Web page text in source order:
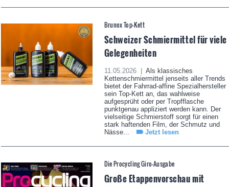
Brunox Top-Kett
Schweizer Schmiermittel für viele
Gelegenheiten
11.05.2026 |
Als klassisches
Kettenschmiermittel jenseits aller Trends
bietet der Fahrrad-affine Spezialhersteller
sein Top-Kett an, das wahlweise
aufgesprüht oder per Tropfflasche
punktgenau appliziert werden kann. Der
vielseitige Schmierstoff sorgt für einen
stark haftenden Film, der Schmutz und
Nässe...
Jetzt lesen
Die Procycling Giro-Ausgabe
Große Etappenvorschau mit